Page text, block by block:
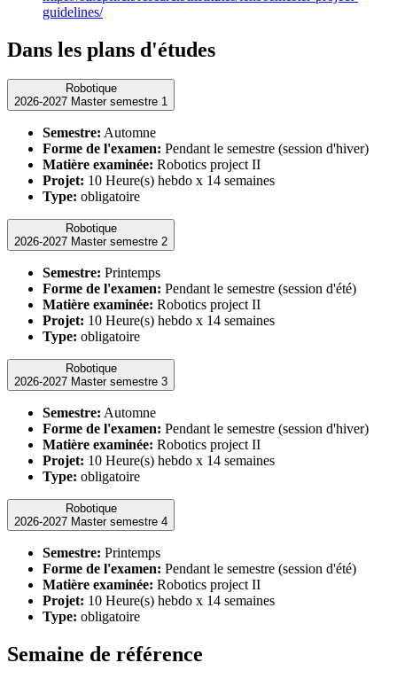
guidelines/
Dans les plans d'études
Robotique
2026-2027 Master semestre 1
Semestre: Automne
Forme de l'examen: Pendant le semestre (session d'hiver)
Matière examinée: Robotics project II
Projet: 10 Heure(s) hebdo x 14 semaines
Type: obligatoire
Robotique
2026-2027 Master semestre 2
Semestre: Printemps
Forme de l'examen: Pendant le semestre (session d'été)
Matière examinée: Robotics project II
Projet: 10 Heure(s) hebdo x 14 semaines
Type: obligatoire
Robotique
2026-2027 Master semestre 3
Semestre: Automne
Forme de l'examen: Pendant le semestre (session d'hiver)
Matière examinée: Robotics project II
Projet: 10 Heure(s) hebdo x 14 semaines
Type: obligatoire
Robotique
2026-2027 Master semestre 4
Semestre: Printemps
Forme de l'examen: Pendant le semestre (session d'été)
Matière examinée: Robotics project II
Projet: 10 Heure(s) hebdo x 14 semaines
Type: obligatoire
Semaine de référence